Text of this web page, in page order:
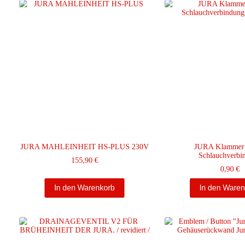
JURA MAHLEINHEIT HS-PLUS 230V
155,90 €
In den Warenkorb
JURA
0,90 €
In den